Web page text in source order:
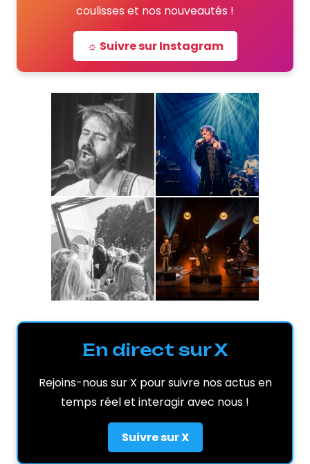
coulisses et nos nouveautés !
☼ Suivre sur Instagram
En direct sur X
Rejoins-nous sur X pour suivre nos actus en
temps réel et interagir avec nous !
Suivre sur X